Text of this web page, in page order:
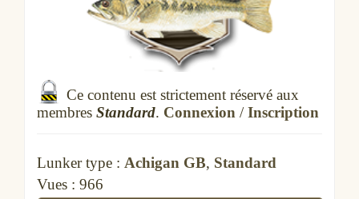
Ce contenu est strictement réservé aux
membres Standard. Connexion /Inscription
Lunker type : Achigan GB, Standard
Vues : 966